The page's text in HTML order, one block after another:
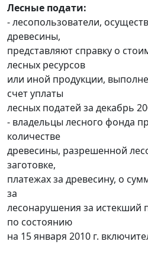
Лесные подати:
- лесопользователи,
древесины,
представляют справку о
лесных ресурсов
или иной продукции,
счет уплаты
лесных податей за декабрь
- владельцы лесного фонда
количестве
древесины, разрешенной
заготовке,
платежах за древесину, о
за
лесонарушения за истекший
по состоянию
на 15 января 2010 г.